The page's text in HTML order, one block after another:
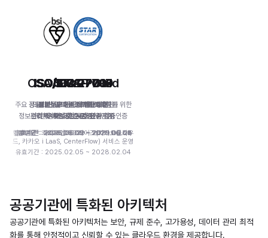
ISMS-P
주요 정보자산 및 개인정보를 보호하기 위한
정보보호 및 개인정보보호 관리체계 인증
인증범위 : 카카오엔터프라이즈(카카오클라우
드, 카카오 i LaaS, CenterFlow) 서비스 운영
유효기간 : 2025.02.05 ~ 2028.02.04
CSAP
공공기관 클라우드 서비스 제공을
위한 정보보호 수준 평가·인증
유효기간 : 2026.06.09 ~ 2031.06.08
ISO/IEC 27001
정보보호 관리체계에 대한
국제 표준 검증
유효기간 : 2026.06.09 ~ 2029.06.08
ISO/IEC 27017
클라우드 서비스 정보보호
관리체계에 대한 국제 표준 검증
유효기간 : 2026.06.09 ~ 2029.06.08
ISO/IEC 27018
클라우드 서비스 개인정보
관리체계에 대한 국제 표준 검증
유효기간 : 2026.06.09 ~ 2029.06.08
ISO/IEC 27701
개인정보 관리체계에 대한
국제 표준 검증
유효기간 : 2026.06.09 ~ 2029.06.08
ISO/IEC 27799
의료정보보호 관리체계에 대한
국제 표준 검증
유효기간 : 2026.06.09 ~ 2029.06.08
CSA STAR : Gold
국제 클라우드
서비스 정보보호 인증
유효기간 : 2026.06.22 ~ 2029.06.21
공공기관에 특화된 아키텍처
공공기관에 특화된 아키텍처는 보안, 규제 준수, 고가용성, 데이터 관리 최적
화를 통해 안정적이고 신뢰할 수 있는 클라우드 환경을 제공합니다.